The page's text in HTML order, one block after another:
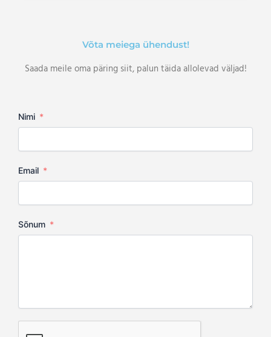
Võta meiega ühendust!
Saada meile oma päring siit, palun täida allolevad väljad!
Nimi
Email
Sõnum